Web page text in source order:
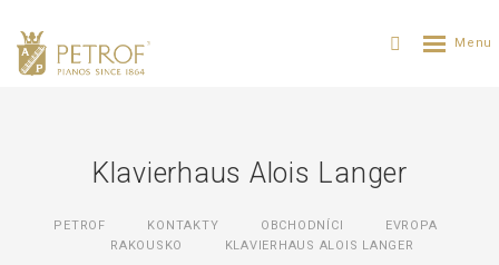
Klavierhaus Alois Langer
PETROF KONTAKTY OBCHODNÍCI
EVROPA
RAKOUSKO
KLAVIERHAUS ALOIS LANGER